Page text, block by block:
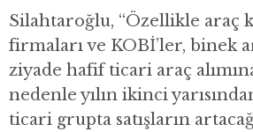
Silahtaroğlu, “Özellikle araç
firmaları ve KOBİ’ler, binek
ziyade hafif ticari araç
nedenle yılın ikinci
ticari grupta satışların